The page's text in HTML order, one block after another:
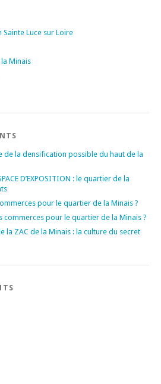
Luce sur Loire
Minais
de la densification possible du haut de la
D’EXPOSITION : le quartier de la
pour le quartier de la Minais ?
commerces pour le quartier de la Minais ?
la ZAC de la Minais : la culture du secret